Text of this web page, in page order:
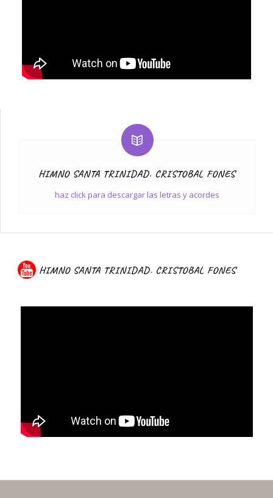
HIMNO SANTA TRINIDAD. CRISTOBAL FONES
haz click para descargar las letras y acordes
HIMNO SANTA TRINIDAD. CRISTOBAL FONES